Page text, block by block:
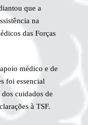
que a
na
das Forças
médico e de
foi essencial
cuidados de
à TSF.